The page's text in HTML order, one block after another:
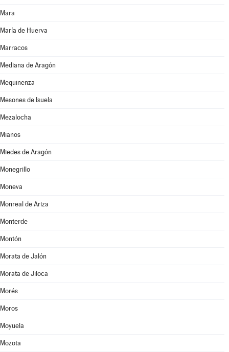
Mara
María de Huerva
Marracos
Mediana de Aragón
Mequinenza
Mesones de Isuela
Mezalocha
Mianos
Miedes de Aragón
Monegrillo
Moneva
Monreal de Ariza
Monterde
Montón
Morata de Jalón
Morata de Jiloca
Morés
Moros
Moyuela
Mozota